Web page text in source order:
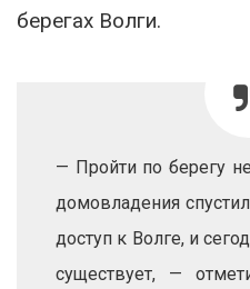
берегах Волги.
— Пройти по берегу
домовладения
доступ к Волге, и
существует, —